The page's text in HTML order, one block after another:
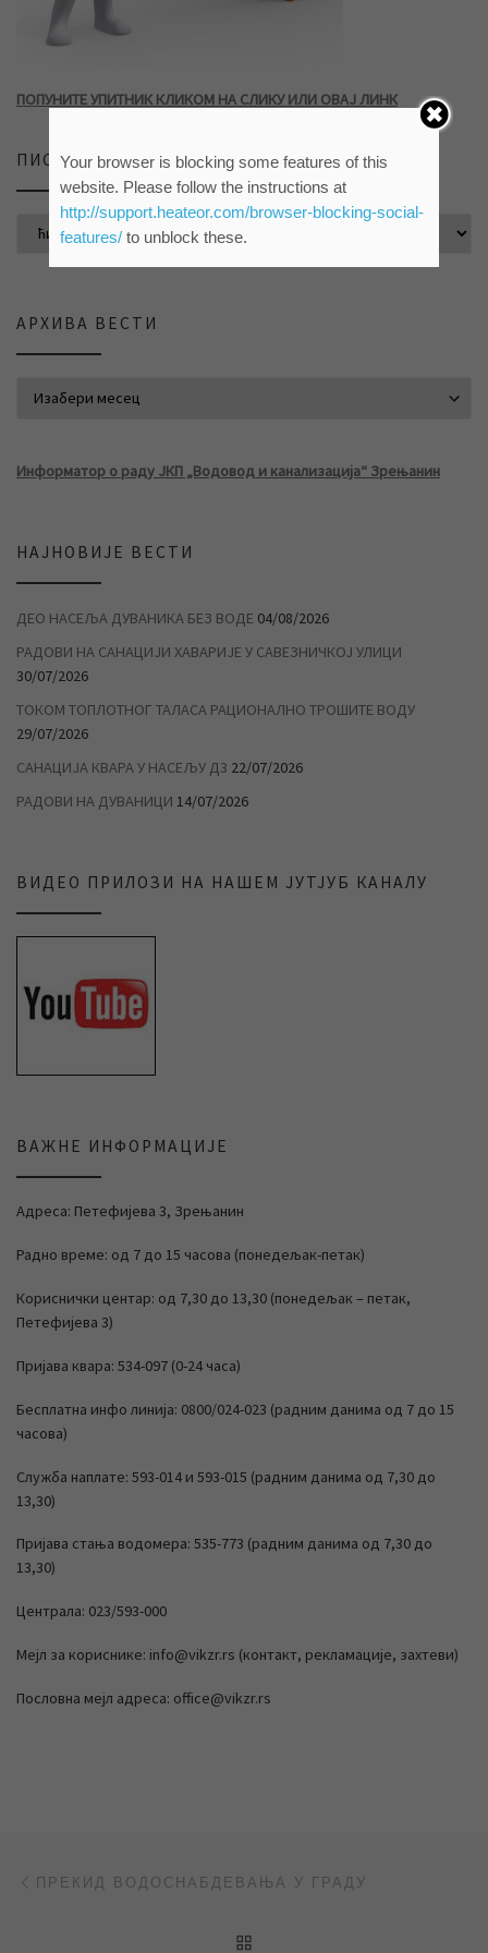
ПОПУНИТЕ УПИТНИК КЛИКОМ НА СЛИКУ ИЛИ ОВАЈ ЛИНК
ПИСМО САЈТА
АРХИВА ВЕСТИ
Информатор о раду ЈКП „Водовод и канализација“ Зрењанин
НАЈНОВИЈЕ ВЕСТИ
ДЕО НАСЕЉА ДУВАНИКА БЕЗ ВОДЕ 04/08/2026
РАДОВИ НА САНАЦИЈИ ХАВАРИЈЕ У САВЕЗНИЧКОЈ УЛИЦИ
30/07/2026
ТОКОМ ТОПЛОТНОГ ТАЛАСА РАЦИОНАЛНО ТРОШИТЕ ВОДУ
29/07/2026
САНАЦИЈА КВАРА У НАСЕЉУ Д3 22/07/2026
РАДОВИ НА ДУВАНИЦИ 14/07/2026
ВИДЕО ПРИЛОЗИ НА НАШЕМ ЈУТЈУБ КАНАЛУ
ВАЖНЕ ИНФОРМАЦИЈЕ
Адреса: Петефијева 3, Зрењанин
Радно време: од 7 до 15 часова (понедељак-петак)
Кориснички центар: од 7,30 до 13,30 (понедељак – петак,
Петефијева 3)
Пријава квара: 534-097 (0-24 часа)
Бесплатна инфо линија: 0800/024-023 (радним данима од 7 до 15
часова)
Служба наплате: 593-014 и 593-015 (радним данима од 7,30 до
13,30)
Пријава стања водомера: 535-773 (радним данима од 7,30 до
13,30)
Централа: 023/593-000
Мејл за кориснике: info@vikzr.rs (контакт, рекламације, захтеви)
Пословна мејл адреса: office@vikzr.rs
Post navigation
ПРЕКИД ВОДОСНАБДЕВАЊА У ГРАДУ
Your browser is blocking some features of this
website. Please follow the instructions at
http://support.heateor.com/browser-blocking-social-
features/to unblock these.